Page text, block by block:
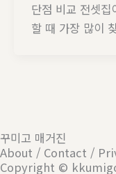
단점 비교 전셋집
할 때 가장 많이
꾸미고 매거진
About / Contact /
Copyright ©